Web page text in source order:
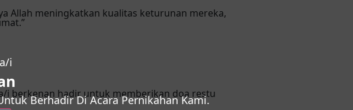
Allah meningkatkan kualitas keturunan mereka,
i berkenan hadir untuk memberikan doa restu
i
Berhadir Di Acara Pernikahan Kami.